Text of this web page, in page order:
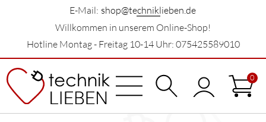
E-Mail: shop@techniklieben.de
Willkommen in unserem Online-Shop!
Hotline Montag - Freitag 10-14 Uhr: 075425589010
0